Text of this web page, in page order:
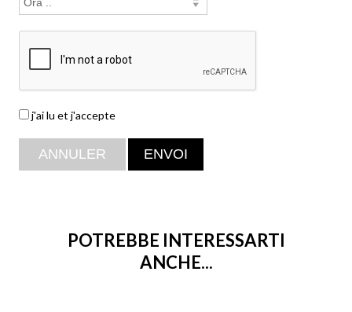
j'ai lu et j'accepte
POTREBBE INTERESSARTI
ANCHE...